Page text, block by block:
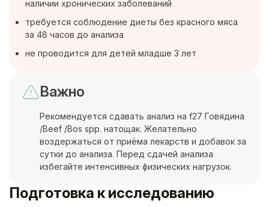
наличии хронических заболеваний
требуется соблюдение диеты без красного мяса
за 48 часов до анализа
не проводится для детей младше 3 лет
Важно
Рекомендуется сдавать анализ на f27 Говядина
/Beef /Bos spp. натощак. Желательно
воздержаться от приёма лекарств и добавок за
сутки до анализа. Перед сдачей анализа
избегайте интенсивных физических нагрузок.
Подготовка к исследованию